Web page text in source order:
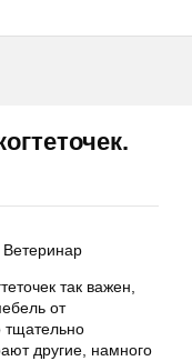
так важен,
от
тщательно
другие, намного